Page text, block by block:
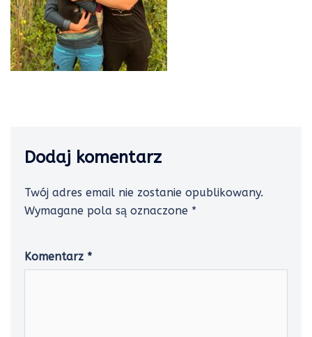
Dodaj komentarz
Twój adres email nie zostanie opublikowany.
Wymagane pola są oznaczone *
Komentarz *